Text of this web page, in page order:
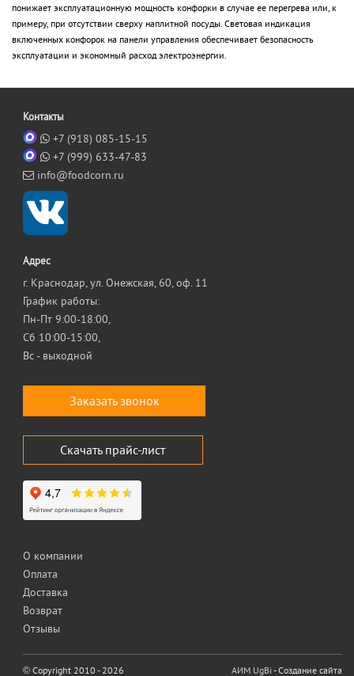
понижает эксплуатационную мощность конфорки в случае ее перегрева или, к
примеру, при отсутствии сверху наплитной посуды. Световая индикация
включенных конфорок на панели управления обеспечивает безопасность
эксплуатации и экономный расход электроэнергии.
Контакты
+7 (918) 085-15-15
+7 (999) 633-47-83
info@foodcorn.ru
Адрес
г. Краснодар, ул. Онежская, 60, оф. 11
График работы:
Пн-Пт 9:00-18:00,
Сб 10:00-15:00,
Вс - выходной
Заказать звонок
Скачать прайс-лист
О компании
Оплата
Доставка
Возврат
Отзывы
© Copyright 2010 - 2026 АИМ UgBi - Создание сайта